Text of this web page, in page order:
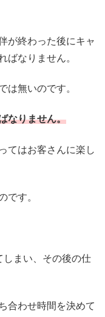
が終わった後にキャ
ばなりません。
は無いのです。
なりません。
てはお客さんに楽し
です。
しまい、その後の仕
合わせ時間を決めて